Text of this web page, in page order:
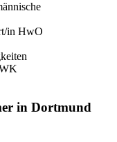
in HwO
in Dortmund